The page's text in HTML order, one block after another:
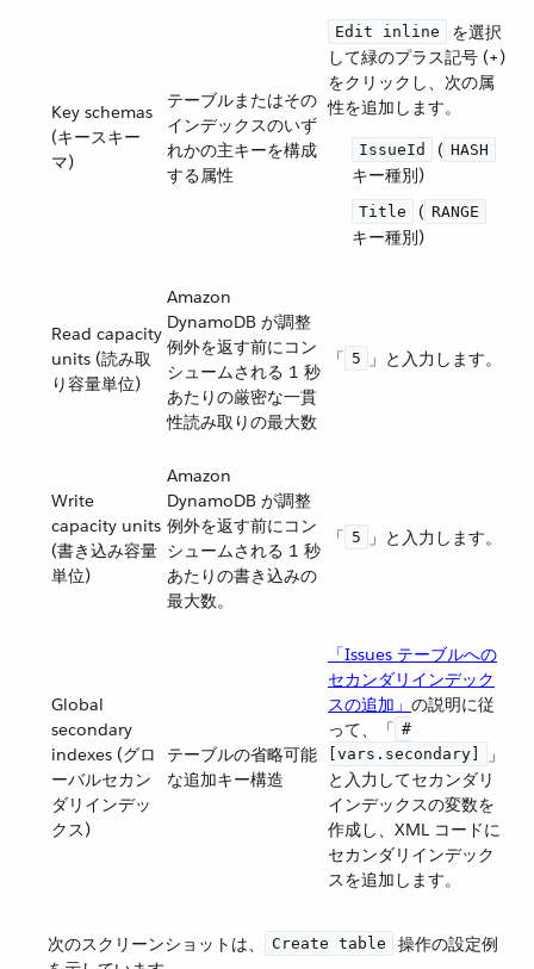
Key schemas
(キースキー
マ)
テーブルまたはその
インデックスのいず
れかの主キーを構成
する属性
Edit inline
​ を選択
して緑のプラス記号 (+)
をクリックし、次の属
性を追加します。
IssueId ​ (​ HASH
キー種別)
Title ​ (​ RANGE
キー種別)
Read capacity
units (読み取
り容量単位)
Amazon
DynamoDB が調整
例外を返す前にコン
シュームされる 1 秒
あたりの厳密な一貫
性読み取りの最大数
「​ 5 ​」と入力します。
Write
capacity units
(書き込み容量
単位)
Amazon
DynamoDB が調整
例外を返す前にコン
シュームされる 1 秒
あたりの書き込みの
最大数。
「​ 5 ​」と入力します。
Global
secondary
indexes (グロ
ーバルセカン
ダリインデッ
クス)
テーブルの省略可能
な追加キー構造
「Issues テーブルへの
セカンダリインデック
スの追加」 ​の説明に従
って、「​ #
[vars.secondary]
​」
と入力してセカンダリ
インデックスの変数を
作成し、XML コードに
セカンダリインデック
スを追加します。
次のスクリーンショットは、​ Create table
​ 操作の設定例